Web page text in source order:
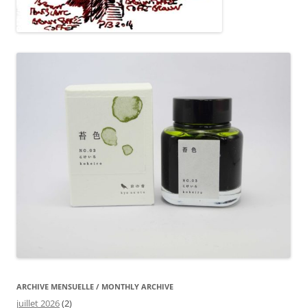
ARCHIVE MENSUELLE / MONTHLY ARCHIVE
juillet 2026(2)